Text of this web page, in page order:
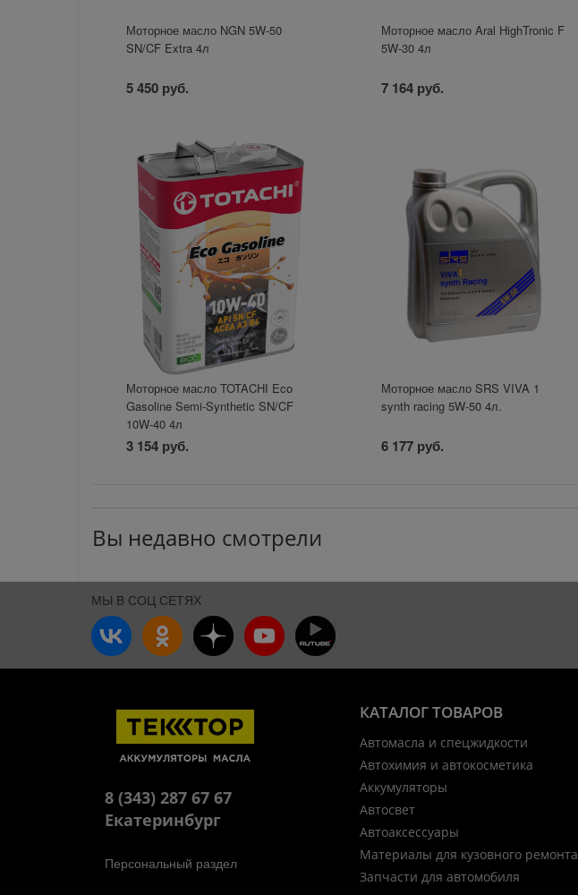
Моторное масло NGN 5W-50
SN/CF Extra 4л
5 450 руб.
Моторное масло Aral HighTronic F
5W-30 4л
7 164 руб.
Моторное масло TOTACHI Eco
Gasoline Semi-Synthetic SN/CF
10W-40 4л
3 154 руб.
Моторное масло SRS VIVA 1
synth racing 5W-50 4л.
6 177 руб.
Вы недавно смотрели
МЫ В СОЦ СЕТЯХ
КАТАЛОГ ТОВАРОВ
Автомасла и спецжидкости
Автохимия и автокосметика
Аккумуляторы
Автосвет
Автоаксессуары
Материалы для кузовного ремонта
Запчасти для автомобиля
8 (343) 287 67 67
Екатеринбург
Персональный раздел